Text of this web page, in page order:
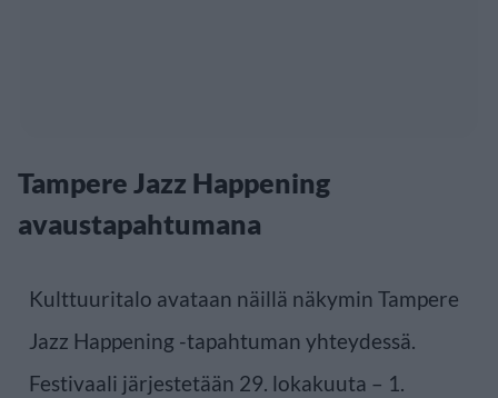
Tampere Jazz Happening
avaustapahtumana
Kulttuuritalo avataan näillä näkymin Tampere
Jazz Happening -tapahtuman yhteydessä.
Festivaali järjestetään 29. lokakuuta – 1.